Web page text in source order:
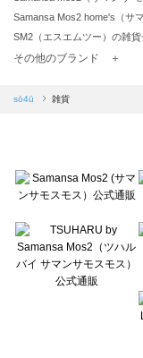
Samansa Mos2 home's（サ
SM2（エスエムツー）の雑
TSUHARU by Samansa
Samansa Mos2 blue（サマ
sō4ū（ソウフォーユー）の雑
Te chichi（テチチ）の雑貨一
Te chichi CLASSIC（テチチ
Lugnoncure（ルノンキュー
BETTY'S BLUE（べティーズ
Wpc.（ワールドパーティー
その他のブランド ＋
sō4ū 雑貨